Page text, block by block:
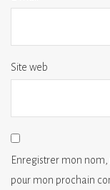
Site web
Enregistrer mon
pour mon prochain